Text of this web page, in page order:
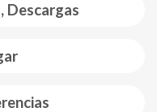
Descargas